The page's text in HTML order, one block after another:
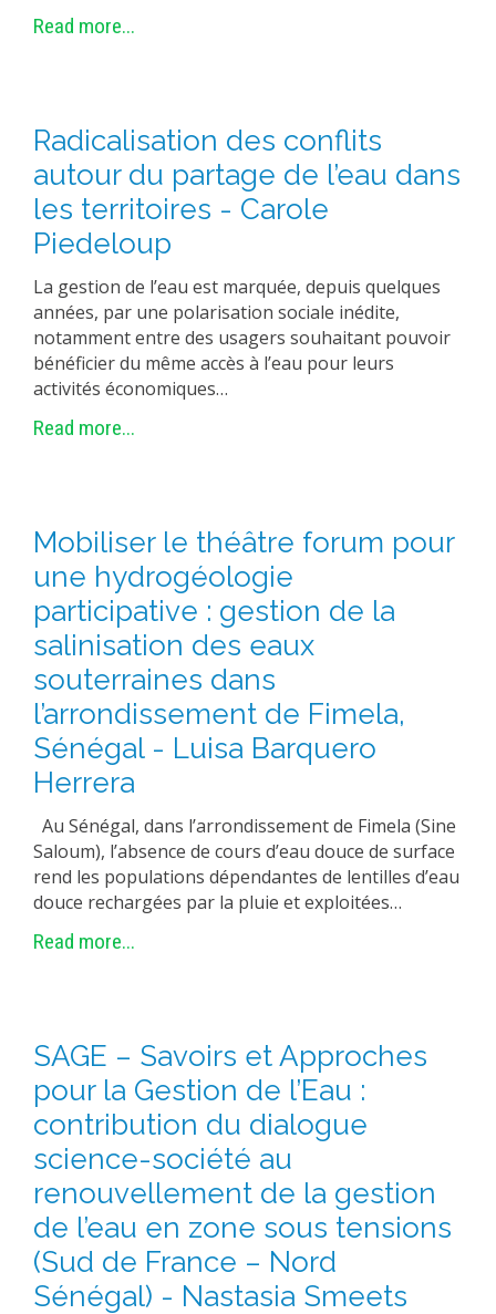
EDUCATION AND TRAINING
MOOC
PRODUCTION
METHODS AND TOOLS
SOFTWARE
PUBLICATIONS SUR HAL
HDR
THESES
WORKING PAPERS
THEMATIC NOTES
Read more...
Radicalisation des conflits
autour du partage de l’eau dans
les territoires - Carole
Piedeloup
La gestion de l’eau est marquée, depuis quelques
années, par une polarisation sociale inédite,
notamment entre des usagers souhaitant pouvoir
bénéficier du même accès à l’eau pour leurs
activités économiques…
Read more...
Mobiliser le théâtre forum pour
une hydrogéologie
participative : gestion de la
salinisation des eaux
souterraines dans
l’arrondissement de Fimela,
Sénégal - Luisa Barquero
Herrera
Au Sénégal, dans l’arrondissement de Fimela (Sine
Saloum), l’absence de cours d’eau douce de surface
rend les populations dépendantes de lentilles d’eau
douce rechargées par la pluie et exploitées…
Read more...
SAGE – Savoirs et Approches
pour la Gestion de l’Eau :
contribution du dialogue
science-société au
renouvellement de la gestion
de l’eau en zone sous tensions
(Sud de France – Nord
Sénégal) - Nastasia Smeets